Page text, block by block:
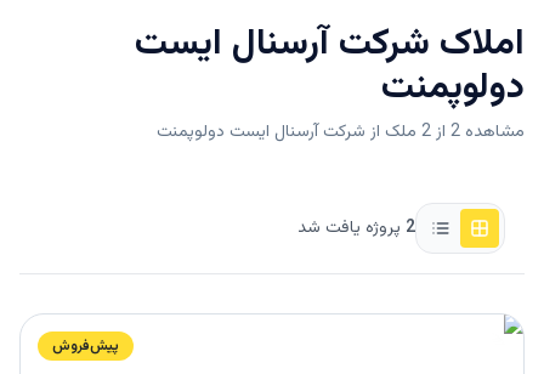
املاک شرکت آرسنال ایست
دولوپمنت
مشاهده 2 از 2 ملک از شرکت آرسنال ایست دولوپمنت
2 پروژه یافت شد
پیش‌فروش